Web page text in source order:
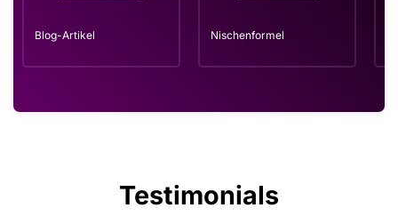
Blog-Artikel Nischenformel
Testimonials